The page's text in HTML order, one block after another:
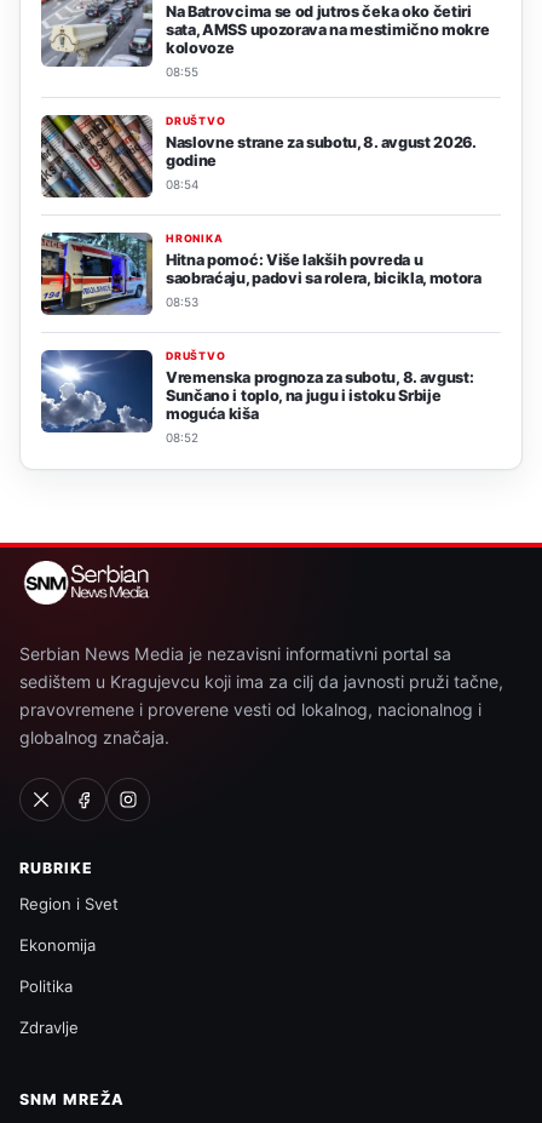
Na Batrovcima se od jutros čeka oko četiri
sata, AMSS upozorava na mestimično mokre
kolovoze
08:55
DRUŠTVO
Naslovne strane za subotu, 8. avgust 2026.
godine
08:54
HRONIKA
Hitna pomoć: Više lakših povreda u
saobraćaju, padovi sa rolera, bicikla, motora
08:53
DRUŠTVO
Vremenska prognoza za subotu, 8. avgust:
Sunčano i toplo, na jugu i istoku Srbije
moguća kiša
08:52
Serbian News Media je nezavisni informativni portal sa
sedištem u Kragujevcu koji ima za cilj da javnosti pruži tačne,
pravovremene i proverene vesti od lokalnog, nacionalnog i
globalnog značaja.
RUBRIKE
Region i Svet
Ekonomija
Politika
Zdravlje
SNM MREŽA